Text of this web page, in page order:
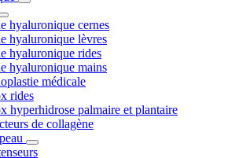
hyaluronique cernes
hyaluronique lèvres
hyaluronique rides
hyaluronique mains
médicale
rides
hyperhidrose palmaire et plantaire
de collagène